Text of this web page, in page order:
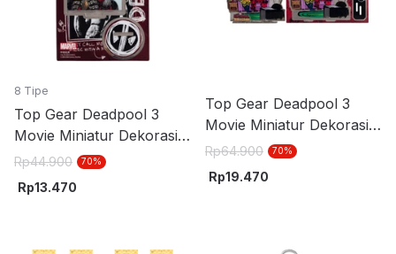
8 Tipe
Top Gear Deadpool 3
Movie Miniatur Dekorasi
Stand Akrilik S1 - Mix
Rp44.900 70%
Rp13.470
Top Gear Deadpool 3
Movie Miniatur Dekorasi
Stand Akrilik 14 - Mix
Rp64.900 70%
Rp19.470